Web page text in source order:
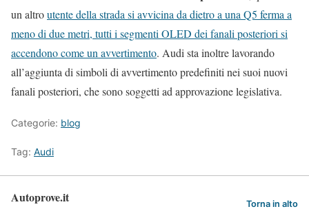
un altroutente della strada si avvicina da dietro a una Q5 ferma a
meno di due metri, tutti i segmenti OLED dei fanali posteriori si
accendono come un avvertimento. Audi sta inoltre lavorando
all’aggiunta di simboli di avvertimento predefiniti nei suoi nuovi
fanali posteriori, che sono soggetti ad approvazione legislativa.
Categorie: blog
Tag: Audi
Autoprove.it Torna in alto